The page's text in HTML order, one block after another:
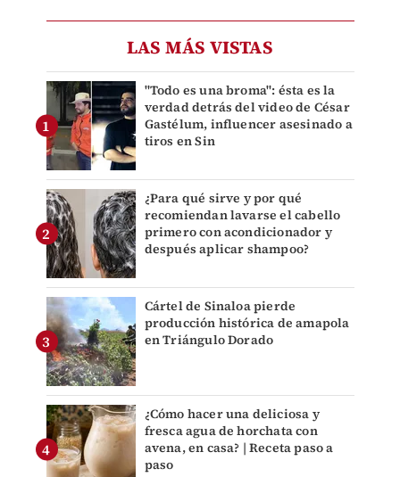
LAS MÁS VISTAS
"Todo es una broma": ésta es la
verdad detrás del video de César
Gastélum, influencer asesinado a
tiros en Sin
¿Para qué sirve y por qué
recomiendan lavarse el cabello
primero con acondicionador y
después aplicar shampoo?
Cártel de Sinaloa pierde
producción histórica de amapola
en Triángulo Dorado
¿Cómo hacer una deliciosa y
fresca agua de horchata con
avena, en casa? | Receta paso a
paso